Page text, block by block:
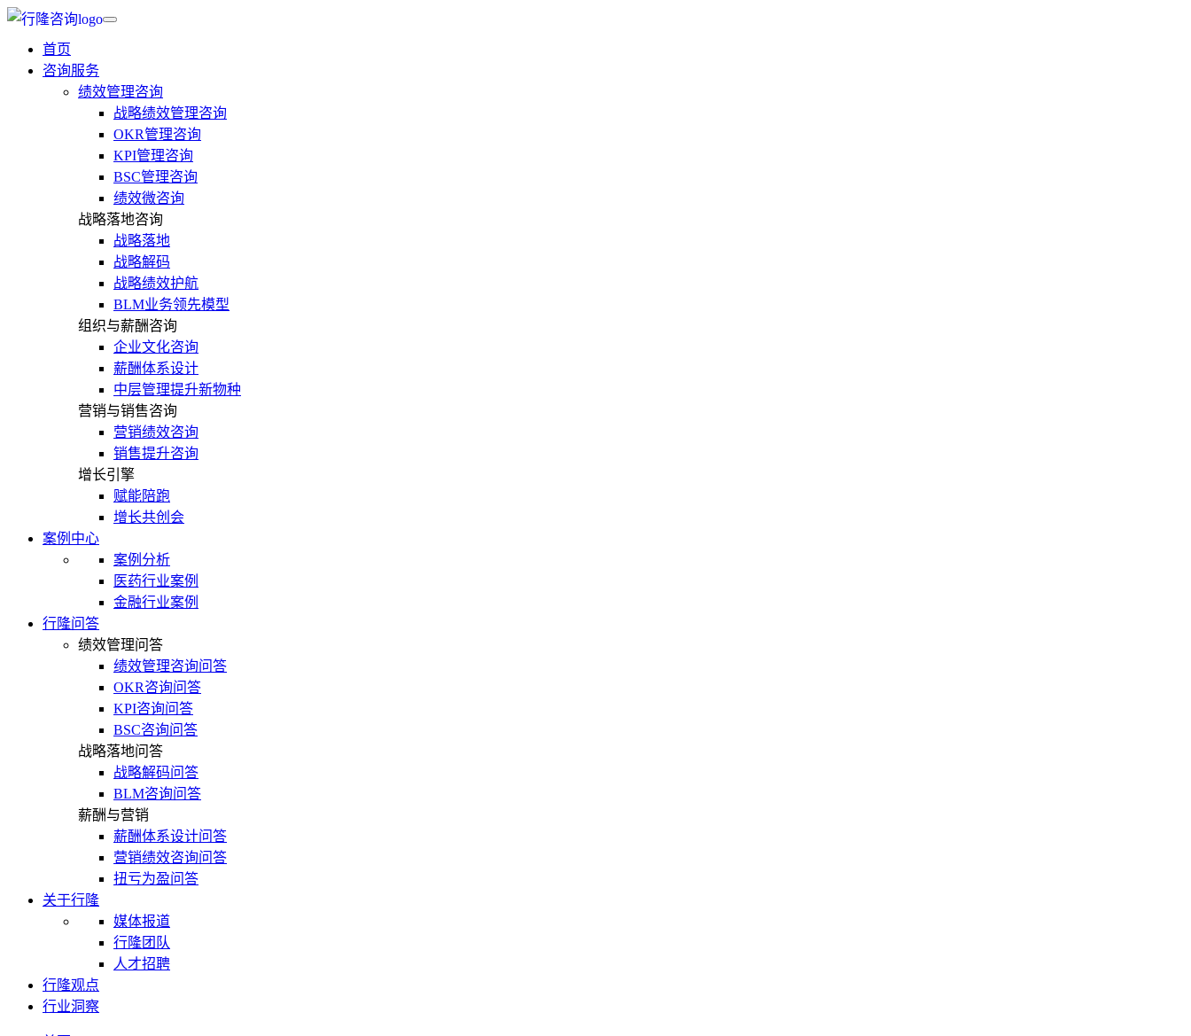
首页
咨询服务
绩效管理咨询
战略绩效管理咨询
OKR管理咨询
KPI管理咨询
BSC管理咨询
绩效微咨询
战略落地咨询
战略落地
战略解码
战略绩效护航
BLM业务领先模型
组织与薪酬咨询
企业文化咨询
薪酬体系设计
中层管理提升新物种
营销与销售咨询
营销绩效咨询
销售提升咨询
增长引擎
赋能陪跑
增长共创会
案例中心
案例分析
医药行业案例
金融行业案例
行隆问答
绩效管理问答
绩效管理咨询问答
OKR咨询问答
KPI咨询问答
BSC咨询问答
战略落地问答
战略解码问答
BLM咨询问答
薪酬与营销
薪酬体系设计问答
营销绩效咨询问答
扭亏为盈问答
关于行隆
媒体报道
行隆团队
人才招聘
行隆观点
行业洞察